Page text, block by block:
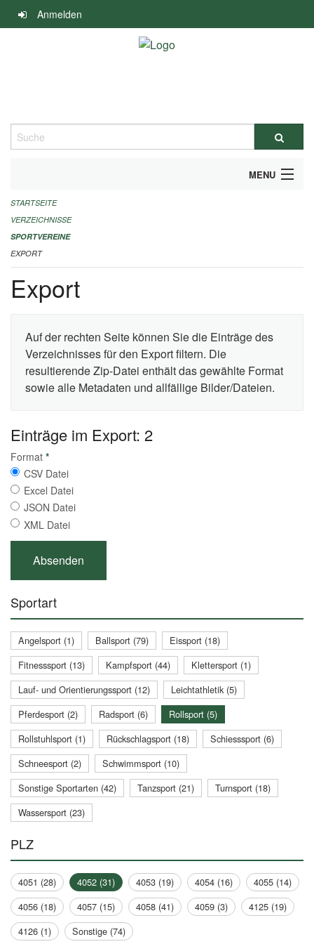
Navigation
überspringen
Anmelden
Suche
MENU
ALLGEMEINE INFORMATIONEN
FINANZIELLE UNTERSTÜTZUNG BENÖTIGT?
KONTAKT
STARTSEITE
VERZEICHNISSE
SPORTVEREINE
EXPORT
Export
Auf der rechten Seite können Sie die Einträge des
Verzeichnisses für den Export filtern. Die
resultierende Zip-Datei enthält das gewählte Format
sowie alle Metadaten und allfällige Bilder/Dateien.
Einträge im Export: 2
Format *
CSV Datei
Excel Datei
JSON Datei
XML Datei
Sportart
Angelsport (1) Ballsport (79)
Eissport (18)
Fitnesssport (13)
Kampfsport (44)
Klettersport (1)
Lauf- und Orientierungssport (12)
Leichtathletik (5)
Pferdesport (2)
Radsport (6)
Rollsport (5)
Rollstuhlsport (1)
Rückschlagsport (18)
Schiesssport (6)
Schneesport (2)
Schwimmsport (10)
Sonstige Sportarten (42)
Tanzsport (21)
Turnsport (18)
Wassersport (23)
PLZ
4051 (28) 4052 (31) 4053 (19) 4054 (16)
4055 (14)
4056 (18)
4057 (15) 4058 (41) 4059 (3)
4125 (19)
4126 (1)
Sonstige (74)